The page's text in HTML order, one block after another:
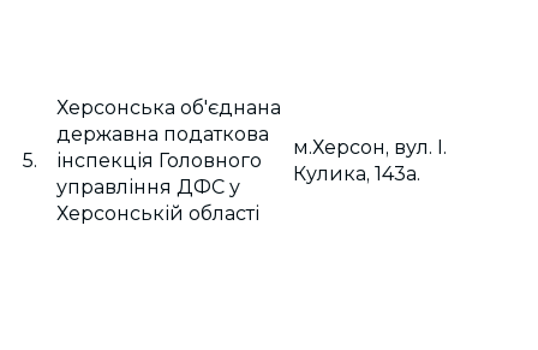
5.
Херсонська об'єднана
державна податкова
інспекція Головного
управління ДФС у
Херсонській області
м.Херсон, вул. І.
Кулика, 143а.